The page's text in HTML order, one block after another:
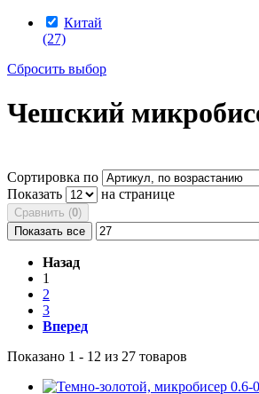
Китай
(27)
Сбросить выбор
Чешский
Сортировка по
Показать
на странице
Сравнить (0)
Показать все
Назад
1
2
3
Вперед
Показано 1 - 12 из 27 товаров